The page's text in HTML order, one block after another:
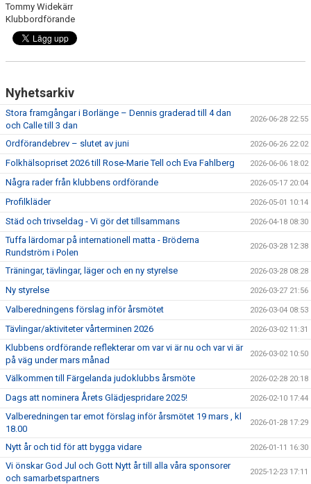
Tommy Widekärr
Klubbordförande
Nyhetsarkiv
Stora framgångar i Borlänge – Dennis graderad till 4 dan
och Calle till 3 dan
2026-06-28 22:55
Ordförandebrev – slutet av juni 2026-06-26 22:02
Folkhälsopriset 2026 till Rose-Marie Tell och Eva Fahlberg 2026-06-06 18:02
Några rader från klubbens ordförande 2026-05-17 20:04
Profilkläder 2026-05-01 10:14
Städ och trivseldag - Vi gör det tillsammans 2026-04-18 08:30
Tuffa lärdomar på internationell matta - Bröderna
Rundström i Polen
2026-03-28 12:38
Träningar, tävlingar, läger och en ny styrelse 2026-03-28 08:28
Ny styrelse 2026-03-27 21:56
Valberedningens förslag inför årsmötet 2026-03-04 08:53
Tävlingar/aktiviteter vårterminen 2026 2026-03-02 11:31
Klubbens ordförande reflekterar om var vi är nu och var vi är
på väg under mars månad
2026-03-02 10:50
Välkommen till Färgelanda judoklubbs årsmöte 2026-02-28 20:18
Dags att nominera Årets Glädjespridare 2025! 2026-02-10 17:44
Valberedningen tar emot förslag inför årsmötet 19 mars , kl
18.00
2026-01-28 17:29
Nytt år och tid för att bygga vidare 2026-01-11 16:30
Vi önskar God Jul och Gott Nytt år till alla våra sponsorer
och samarbetspartners
2025-12-23 17:11